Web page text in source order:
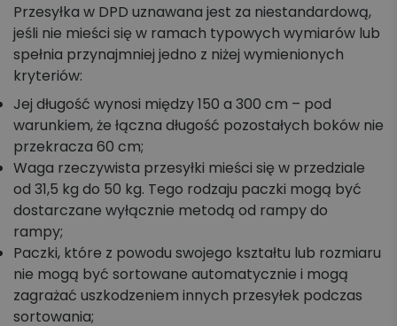
Przesyłka w DPD uznawana jest za niestandardową,
jeśli nie mieści się w ramach typowych wymiarów lub
spełnia przynajmniej jedno z niżej wymienionych
kryteriów:
Jej długość wynosi między 150 a 300 cm – pod
warunkiem, że łączna długość pozostałych boków nie
przekracza 60 cm;
Waga rzeczywista przesyłki mieści się w przedziale
od 31,5 kg do 50 kg. Tego rodzaju paczki mogą być
dostarczane wyłącznie metodą od rampy do
rampy;
Paczki, które z powodu swojego kształtu lub rozmiaru
nie mogą być sortowane automatycznie i mogą
zagrażać uszkodzeniem innych przesyłek podczas
sortowania;